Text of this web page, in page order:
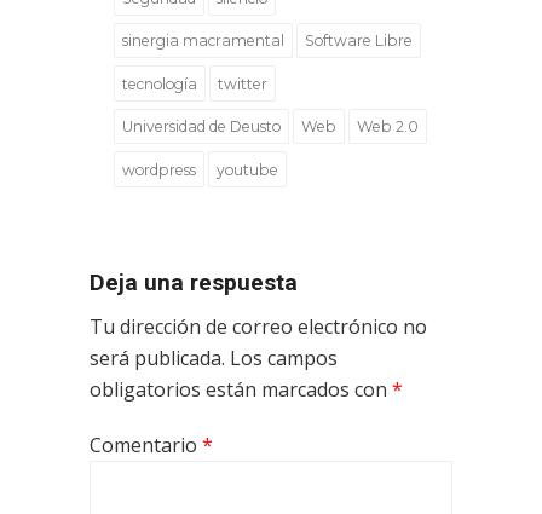
sinergia macramental Software Libre
tecnología twitter
Universidad de Deusto Web Web 2.0
wordpress youtube
Deja una respuesta
Tu dirección de correo electrónico no
será publicada. Los campos
obligatorios están marcados con *
Comentario *